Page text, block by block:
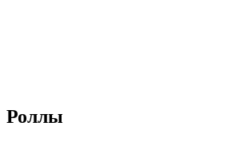
Роллы